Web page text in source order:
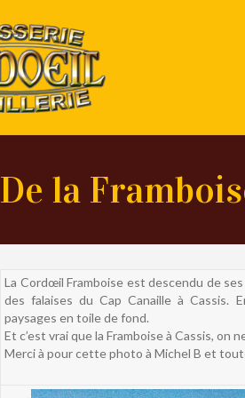
De la
La Cordœil Framboise est descendu de
des falaises du Cap Canaille à Cassis.
paysages en toile de fond.
Et c’est vrai que la Framboise à Cassis, on
Merci à pour cette photo à Michel B et